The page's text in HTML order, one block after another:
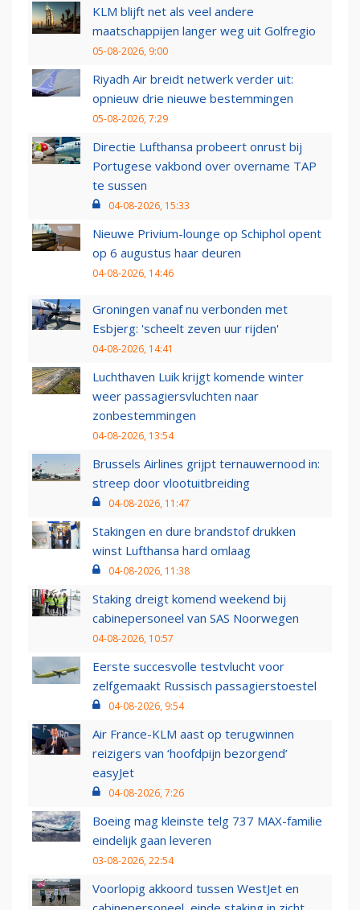
KLM blijft net als veel andere
maatschappijen langer weg uit Golfregio
05-08-2026, 9:00
Riyadh Air breidt netwerk verder uit:
opnieuw drie nieuwe bestemmingen
05-08-2026, 7:29
Directie Lufthansa probeert onrust bij
Portugese vakbond over overname TAP
te sussen
04-08-2026, 15:33
Nieuwe Privium-lounge op Schiphol opent
op 6 augustus haar deuren
04-08-2026, 14:46
Groningen vanaf nu verbonden met
Esbjerg: 'scheelt zeven uur rijden'
04-08-2026, 14:41
Luchthaven Luik krijgt komende winter
weer passagiersvluchten naar
zonbestemmingen
04-08-2026, 13:54
Brussels Airlines grijpt ternauwernood in:
streep door vlootuitbreiding
04-08-2026, 11:47
Stakingen en dure brandstof drukken
winst Lufthansa hard omlaag
04-08-2026, 11:38
Staking dreigt komend weekend bij
cabinepersoneel van SAS Noorwegen
04-08-2026, 10:57
Eerste succesvolle testvlucht voor
zelfgemaakt Russisch passagierstoestel
04-08-2026, 9:54
Air France-KLM aast op terugwinnen
reizigers van ‘hoofdpijn bezorgend’
easyJet
04-08-2026, 7:26
Boeing mag kleinste telg 737 MAX-familie
eindelijk gaan leveren
03-08-2026, 22:54
Voorlopig akkoord tussen WestJet en